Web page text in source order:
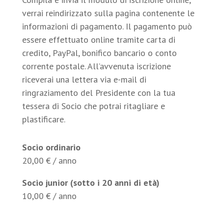
verrai reindirizzato sulla pagina contenente le
informazioni di pagamento. Il pagamento può
essere effettuato online tramite carta di
credito, PayPal, bonifico bancario o conto
corrente postale. All’avvenuta iscrizione
riceverai una lettera via e-mail di
ringraziamento del Presidente con la tua
tessera di Socio che potrai ritagliare e
plastificare.
Socio ordinario
20,00 € / anno
Socio junior (sotto i 20 anni di età)
10,00 € / anno